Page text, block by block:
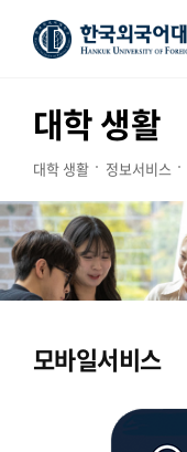
대학 생활
대학 생활 정보서비스
모바일서비스